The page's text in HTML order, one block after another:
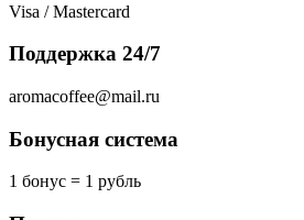
Visa / Mastercard
Поддержка 24/7
aromacoffee@mail.ru
Бонусная система
1 бонус = 1 рубль